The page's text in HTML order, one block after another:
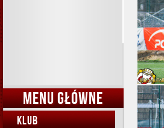
MENU GŁÓWNE
KLUB